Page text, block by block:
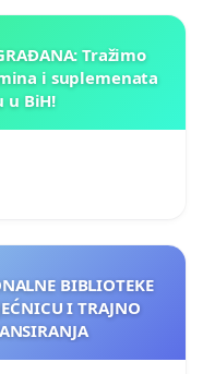
Tražimo
i suplemenata
u BiH!
BIBLIOTEKE
I TRAJNO